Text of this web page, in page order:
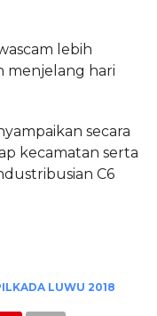
lebih
menjelang hari
secara
kecamatan serta
C6
LUWU 2018